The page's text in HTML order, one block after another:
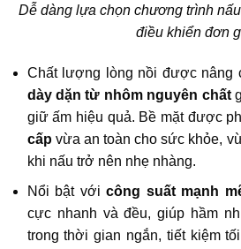
Dễ dàng lựa chọn chương trình
điều khiển đơn
Chất lượng lòng nồi được nâng
dày dặn từ nhôm nguyên chất
giữ ấm hiệu quả. Bề mặt được
cấpvừa an toàn cho sức khỏe,
khi nấu trở nên nhẹ nhàng.
Nổi bật vớicông suất mạnh
cực nhanh và đều, giúp hầm
trong thời gian ngắn, tiết kiệm